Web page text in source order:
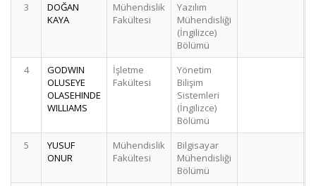
3
DOĞAN
KAYA
Mühendislik
Fakültesi
Yazılım
Mühendisliği
(İngilizce)
Bölümü
4
GODWIN
OLUSEYE
OLASEHINDE
WILLIAMS
İşletme
Fakültesi
Yönetim
Bilişim
Sistemleri
(İngilizce)
Bölümü
5
YUSUF
ONUR
Mühendislik
Fakültesi
Bilgisayar
Mühendisliği
Bölümü